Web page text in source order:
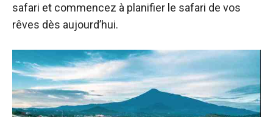
safari et commencez à planifier le safari de vos
rêves dès aujourd’hui.